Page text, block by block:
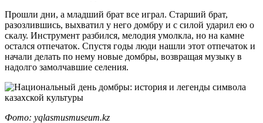
Прошли дни, а младший брат все играл. Старший брат,
разозлившись, выхватил у него домбру и с силой ударил ею о
скалу. Инструмент разбился, мелодия умолкла, но на камне
остался отпечаток. Спустя годы люди нашли этот отпечаток и
начали делать по нему новые домбры, возвращая музыку в
надолго замолчавшие селения.
Фото: yqlasmusmuseum.kz